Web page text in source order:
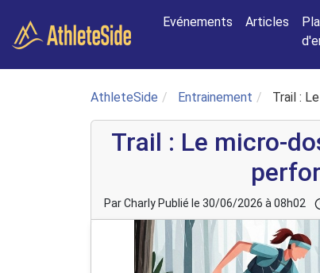
Evénements
Articles
AthleteSide Entrainement Trail :
Trail : Le micro-
Par Charly Publié le 30/06/2026 à 08h02